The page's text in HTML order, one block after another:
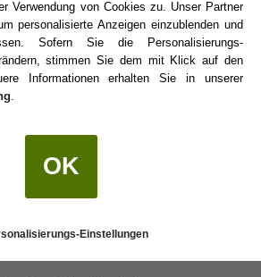
angefangen habe.
Verwendung von Cookies zu. Unser Partner
personalisierte Anzeigen einzublenden und
Sofern Sie die Personalisierungs-
stimmen Sie dem mit Klick auf den
Informationen erhalten Sie in unserer
OK
Einstellungen